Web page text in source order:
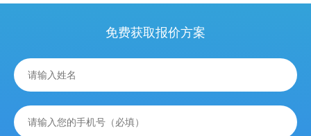
免费获取报价方案